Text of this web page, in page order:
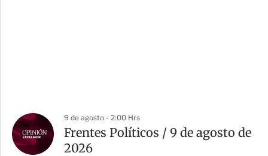
9 de agosto - 2:00 Hrs
Frentes Políticos / 9 de agosto de
2026